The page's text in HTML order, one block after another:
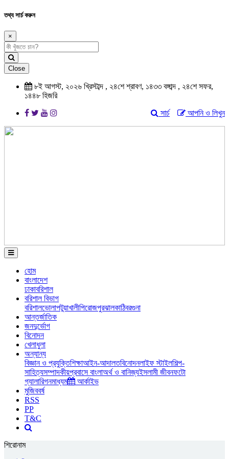
তথ্য সার্চ করুন
×
Close
৮ই আগস্ট, ২০২৬ খ্রিস্টাব্দ , ২৪শে শ্রাবণ, ১৪৩৩ বঙ্গাব্দ , ২৪শে সফর,
১৪৪৮ হিজরি
আপনি ও লিখুন
সার্চ
হোম
বাংলাদেশ
ঢাকাবরিশাল
বরিশাল বিভাগ
বরিশালভোলাপটুয়াখালীপিরোজপুরঝালকাঠিবরগুনা
আন্তর্জাতিক
জনদুর্ভোগ
বিনোদন
খেলাধুলা
অন্যান্য
বিজ্ঞান ও প্রযুক্তিশিক্ষাআইন-আদালতবিনোদনলাইফ স্টাইলশিল্প-
সাহিত্যসম্পাদকীয়প্রবাসে বাংলাঅর্থ ও বানিজ্যইসলামী জীবনফটো
গ্যালারিগনমাধ্যম
আর্কাইভ
মুজিববর্ষ
RSS
PP
T&C
শিরোনাম